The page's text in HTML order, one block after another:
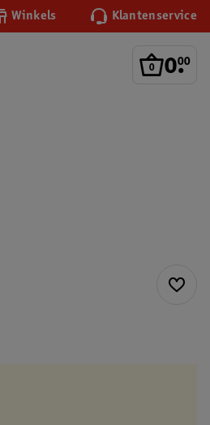
Winkels Klantenservice
0.
00